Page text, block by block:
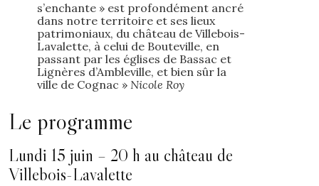
s’enchante » est profondément ancré
dans notre territoire et ses lieux
patrimoniaux, du château de Villebois-
Lavalette, à celui de Bouteville, en
passant par les églises de Bassac et
Lignères d’Ambleville, et bien sûr la
ville de Cognac » Nicole Roy
Le programme
Lundi 15 juin – 20 h au château de
Villebois-Lavalette